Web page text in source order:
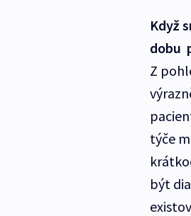
Když
dobu
Z
týče
být